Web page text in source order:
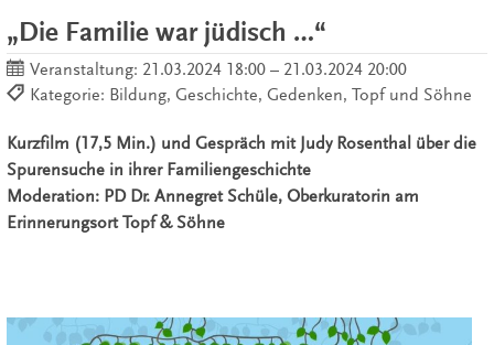
„Die Familie war jüdisch …“
Veranstaltung: 21.03.2024 18:00 – 21.03.2024 20:00
Kategorie: Bildung, Geschichte, Gedenken, Topf und Söhne
Kurzfilm (17,5 Min.) und Gespräch mit Judy Rosenthal über die
Spurensuche in ihrer Familiengeschichte
Moderation: PD Dr. Annegret Schüle, Oberkuratorin am
Erinnerungsort Topf & Söhne